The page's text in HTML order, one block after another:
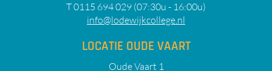
T 0115 694 029 (07:30u - 16:00u)
info@lodewijkcollege.nl
LOCATIE OUDE VAART
Oude Vaart 1